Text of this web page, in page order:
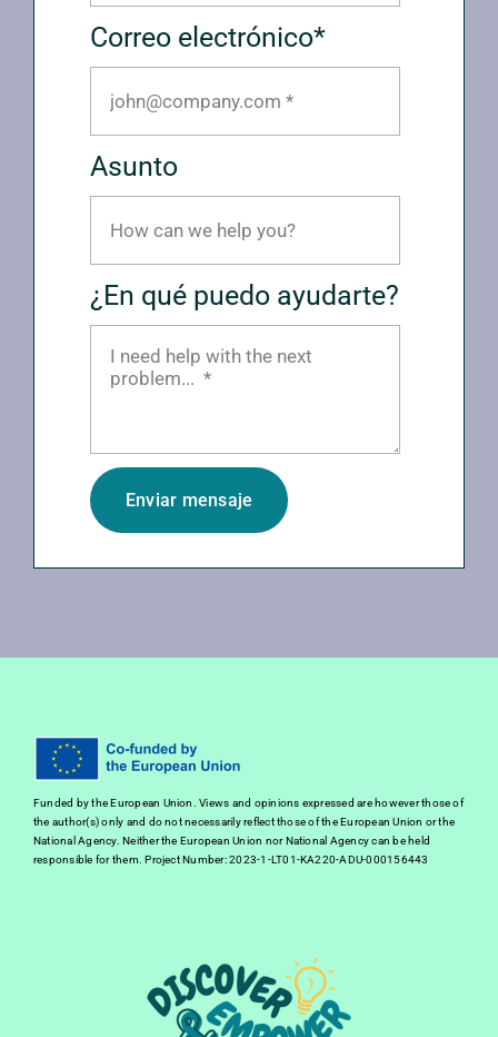
Correo electrónico*
Asunto
¿En qué puedo ayudarte?
Enviar mensaje
Funded by the European Union. Views and opinions expressed are however those of
the author(s) only and do not necessarily reflect those of the European Union or the
National Agency. Neither the European Union nor National Agency can be held
responsible for them. Project Number: 2023-1-LT01-KA220-ADU-000156443